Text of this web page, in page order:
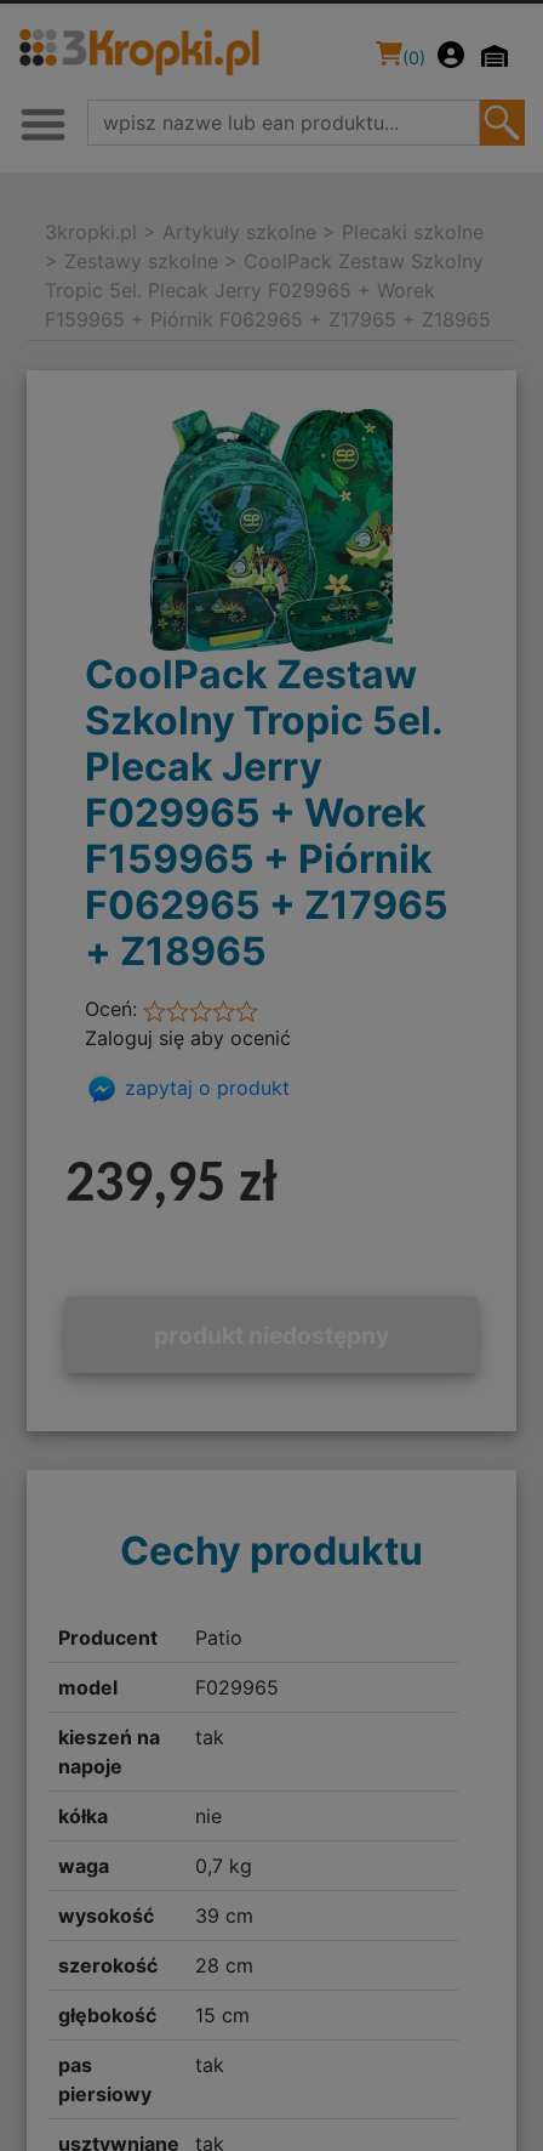
(0)
3kropki.pl > Artykuły szkolne > Plecaki szkolne
> Zestawy szkolne > CoolPack Zestaw Szkolny
Tropic 5el. Plecak Jerry F029965 + Worek
F159965 + Piórnik F062965 + Z17965 + Z18965
CoolPack Zestaw
Szkolny Tropic 5el.
Plecak Jerry
F029965 + Worek
F159965 + Piórnik
F062965 + Z17965
+ Z18965
Oceń:
Zaloguj się aby ocenić
zapytaj o produkt
239,95 zł
Cechy produktu
Producent Patio
model F029965
kieszeń na
napoje
tak
kółka nie
waga 0,7 kg
wysokość 39 cm
szerokość 28 cm
głębokość 15 cm
pas
piersiowy
tak
usztywniane
tak